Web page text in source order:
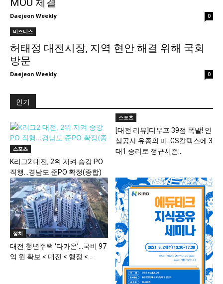
MOU 체결
Daejeon Weekly 0
비즈니스
허태정 대전시장, 지역 현안 해결 위해 국회
방문
Daejeon Weekly 0
인기
스포츠
K리그2 대전, 2위 지켜 승강 PO
직행…경남도 준PO 확정(종합)
스포츠
[대전 리뷰]디우프 39점 폭발! 인
삼공사 유종의 미. GS칼텍스에 3
대1 승리로 정규시즌...
정치
대전 청년주택 ‘다가온’…국비 97
억 원 확보 < 대전 < 행정 <...